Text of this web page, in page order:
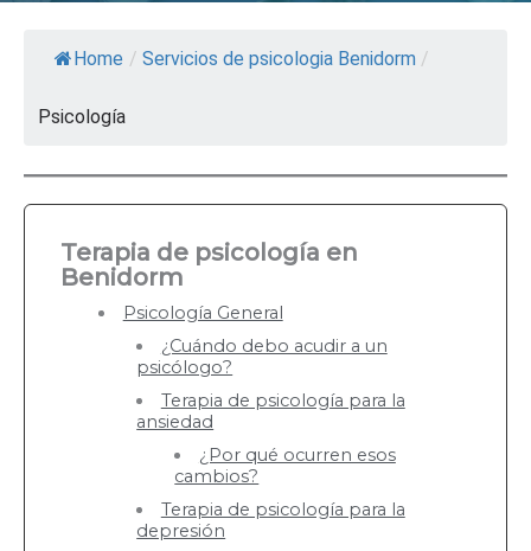
Home / Servicios de psicologia Benidorm /
Psicología
Terapia de psicología en
Benidorm
Psicología General
¿Cuándo debo acudir a un
psicólogo?
Terapia de psicología para la
ansiedad
¿Por qué ocurren esos
cambios?
Terapia de psicología para la
depresión